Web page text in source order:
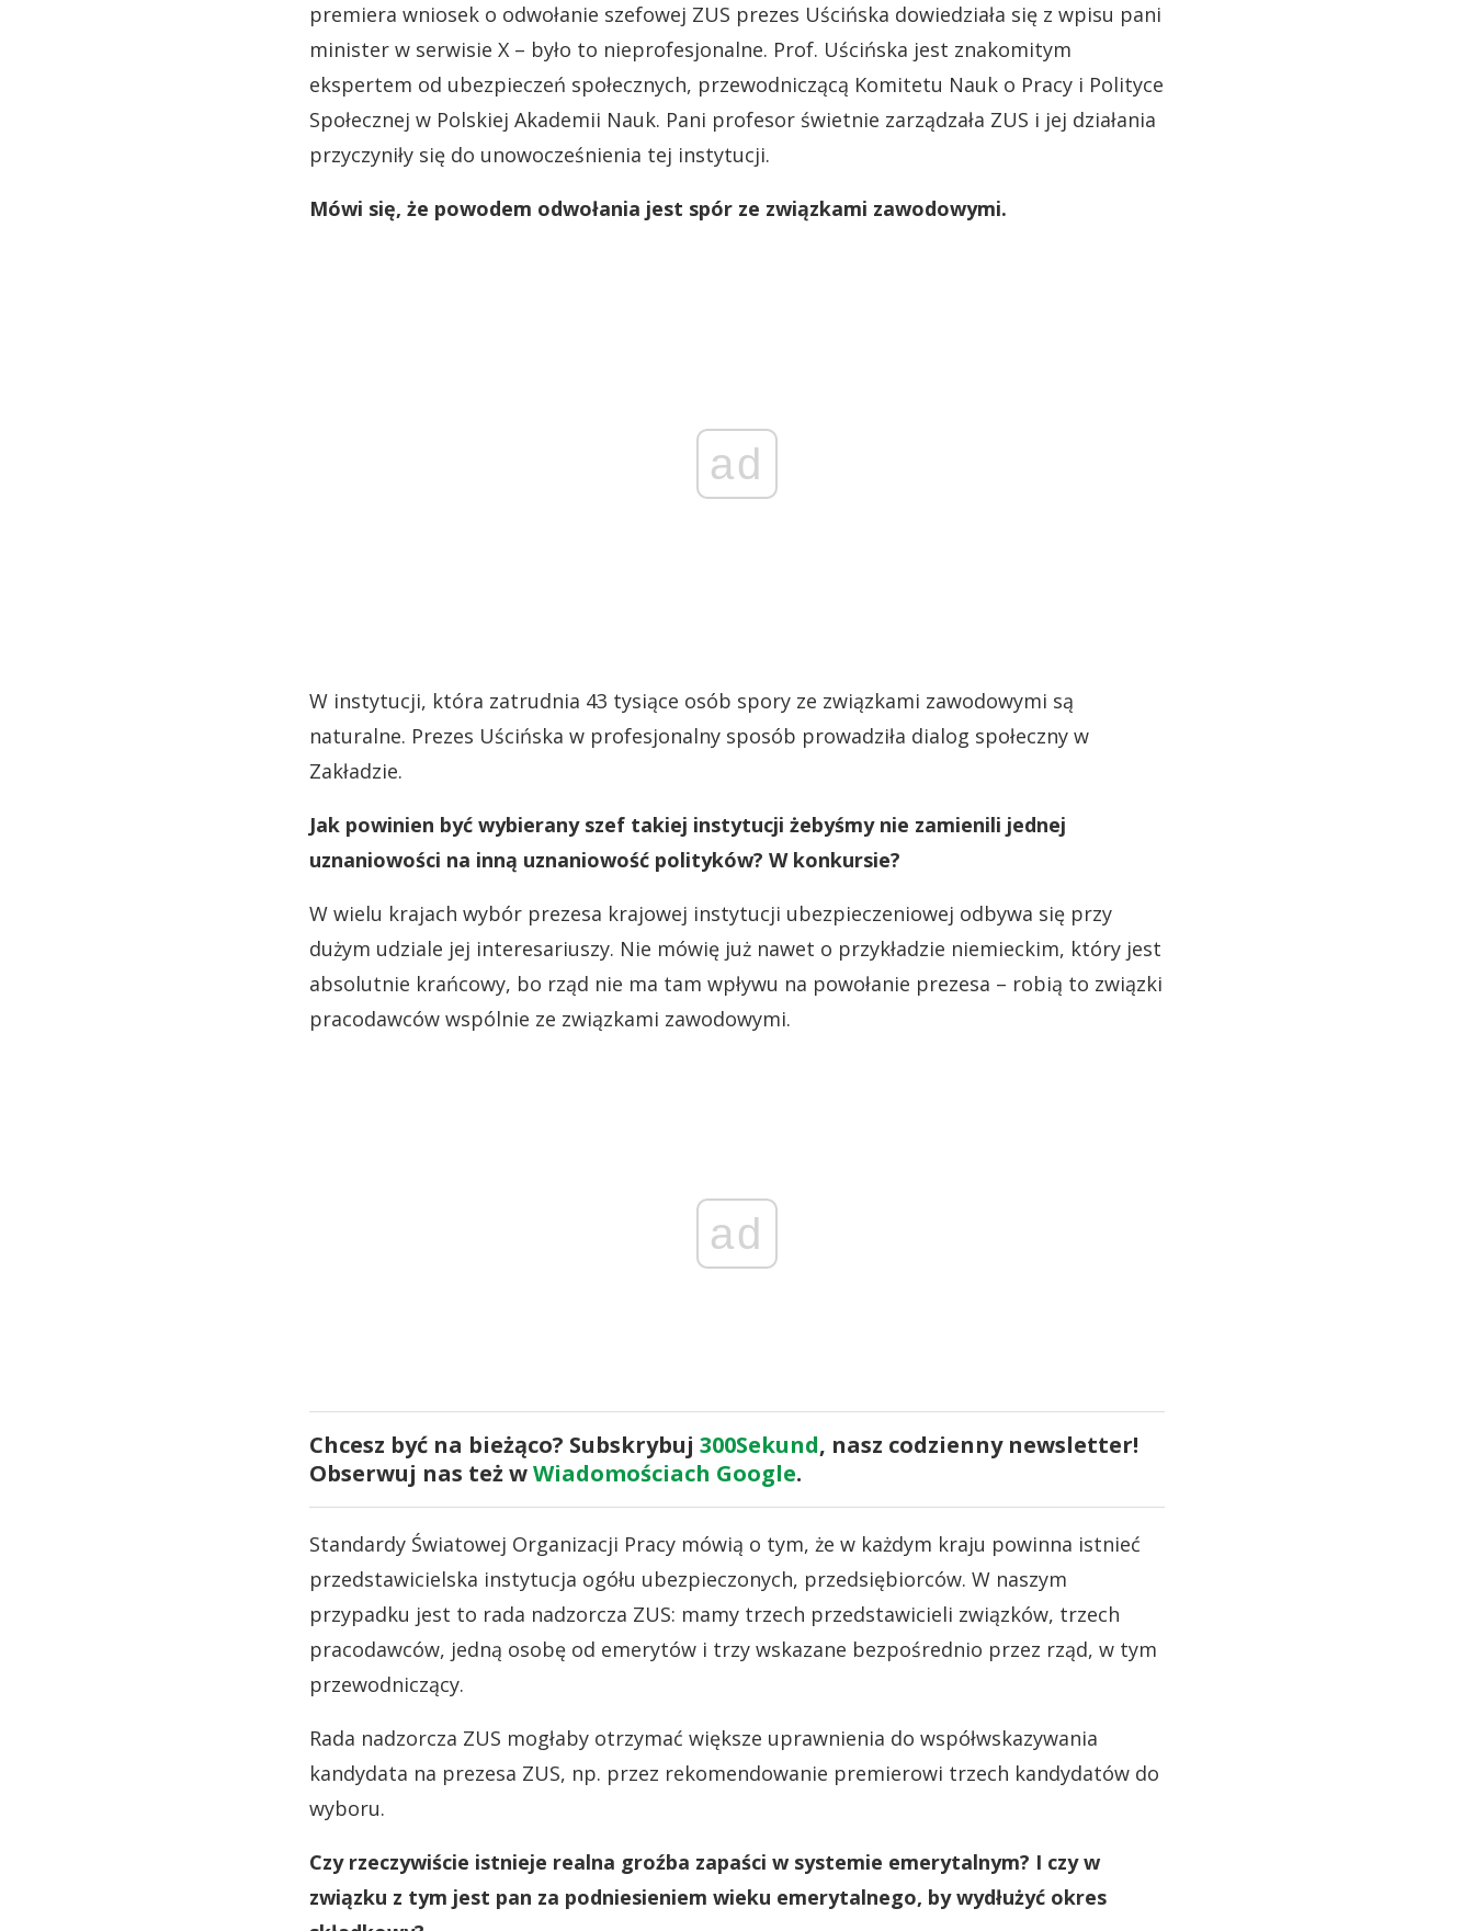
premiera wniosek o odwołanie szefowej ZUS prezes Uścińska dowiedziała się z wpisu pani
minister w serwisie X – było to nieprofesjonalne. Prof. Uścińska jest znakomitym
ekspertem od ubezpieczeń społecznych, przewodniczącą Komitetu Nauk o Pracy i Polityce
Społecznej w Polskiej Akademii Nauk. Pani profesor świetnie zarządzała ZUS i jej działania
przyczyniły się do unowocześnienia tej instytucji.
Mówi się, że powodem odwołania jest spór ze związkami zawodowymi.
ad
W instytucji, która zatrudnia 43 tysiące osób spory ze związkami zawodowymi są
naturalne. Prezes Uścińska w profesjonalny sposób prowadziła dialog społeczny w
Zakładzie.
Jak powinien być wybierany szef takiej instytucji żebyśmy nie zamienili jednej
uznaniowości na inną uznaniowość polityków? W konkursie?
W wielu krajach wybór prezesa krajowej instytucji ubezpieczeniowej odbywa się przy
dużym udziale jej interesariuszy. Nie mówię już nawet o przykładzie niemieckim, który jest
absolutnie krańcowy, bo rząd nie ma tam wpływu na powołanie prezesa – robią to związki
pracodawców wspólnie ze związkami zawodowymi.
ad
Chcesz być na bieżąco? Subskrybuj 300Sekund, nasz codzienny newsletter!
Obserwuj nas też wWiadomościach Google.
Standardy Światowej Organizacji Pracy mówią o tym, że w każdym kraju powinna istnieć
przedstawicielska instytucja ogółu ubezpieczonych, przedsiębiorców. W naszym
przypadku jest to rada nadzorcza ZUS: mamy trzech przedstawicieli związków, trzech
pracodawców, jedną osobę od emerytów i trzy wskazane bezpośrednio przez rząd, w tym
przewodniczący.
Rada nadzorcza ZUS mogłaby otrzymać większe uprawnienia do współwskazywania
kandydata na prezesa ZUS, np. przez rekomendowanie premierowi trzech kandydatów do
wyboru.
Czy rzeczywiście istnieje realna groźba zapaści w systemie emerytalnym? I czy w
związku z tym jest pan za podniesieniem wieku emerytalnego, by wydłużyć okres